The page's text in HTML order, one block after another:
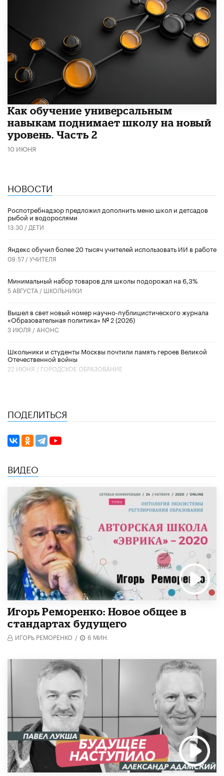
​Как обучение универсальным
навыкам поднимает школу на новый
уровень. Часть 2
10 ИЮНЯ
НОВОСТИ
Роспотребнадзор предложил дополнить меню школ и детсадов
рыбой и водорослями
13:30 / ДЕТИ
​Яндекс обучил более 20 тысяч учителей использовать ИИ в работе
09:57 /УЧИТЕЛЯ
Минимальный набор товаров для школы подорожал на 6,3%
5 АВГУСТА / ШКОЛЬНИКИ
Вышел в свет новый номер научно-публицистического журнала
«Образовательная политика» № 2 (2026)
3 ИЮЛЯ / АНОНС
Школьники и студенты Москвы почтили память героев Великой
Отечественной войны
22 ИЮНЯ / ГОРОДСКОЕ ОБРАЗОВАНИЕ
ПОДЕЛИТЬСЯ
ВИДЕО
Игорь Реморенко: Новое общее в
стандартах будущего
ИГОРЬ РЕМОРЕНКО / 6 МИН.